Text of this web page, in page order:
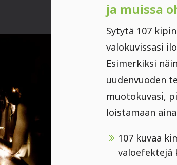
ja muissa
Sytytä 107
valokuvissasi
Esimerkiksi
uudenvuoden
muotokuvasi,
loistamaan
107 kuvaa
valoefektejä